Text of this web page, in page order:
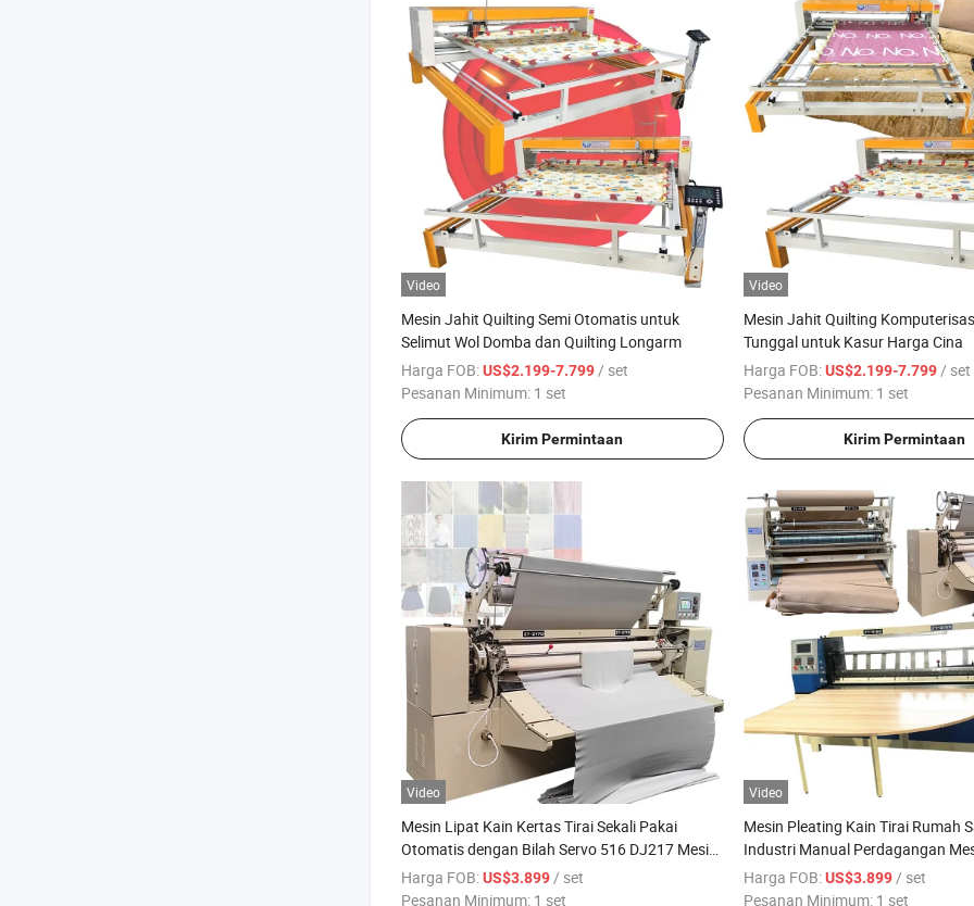
Video
Mesin Jahit Quilting Semi Otomatis untuk
Selimut Wol Domba dan Quilting Longarm
Harga FOB:US$2.199-7.799/ set
Pesanan Minimum: 1 set
Kirim Permintaan
Video
Mesin Jahit Quilting
Tunggal untuk Kasur Harga Cina
Harga FOB:US$2.199-7.799/ set
Pesanan Minimum: 1 set
Kirim Permintaan
Video
Mesin Lipat Kain Kertas Tirai Sekali Pakai
Otomatis dengan Bilah Servo 516 DJ217 Mesin
Lipat
Harga FOB:US$3.899/ set
Pesanan Minimum: 1 set
Video
Mesin Pleating Kain Tirai Rumah
Industri Manual Perdagangan
Kain yang Digunakan Secara
Harga FOB:US$3.899/ set
Pesanan Minimum: 1 set